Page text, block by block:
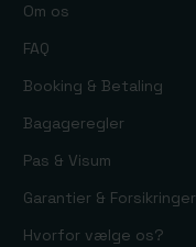
Om os
FAQ
Booking & Betaling
Bagageregler
Pas & Visum
Garantier & Forsikringer
Hvorfor vælge os?